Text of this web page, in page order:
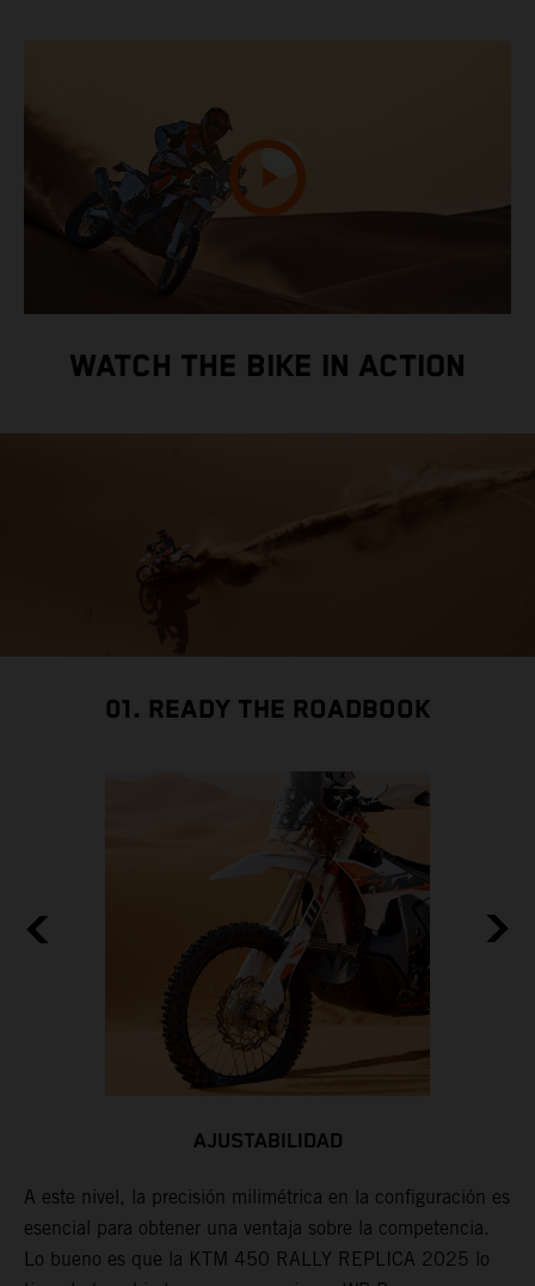
WATCH THE BIKE IN ACTION
01. READY THE ROADBOOK
AJUSTABILIDAD
A este nivel, la precisión milimétrica en la configuración es
esencial para obtener una ventaja sobre la competencia.
Lo bueno es que la KTM 450 RALLY REPLICA 2025 lo